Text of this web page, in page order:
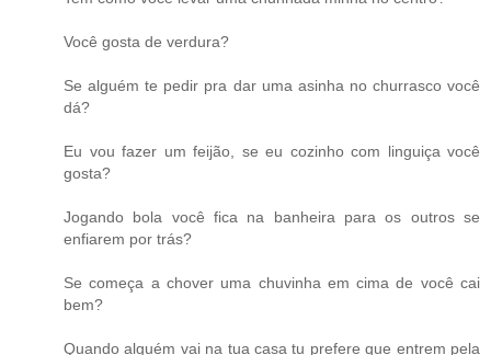
Você gosta de verdura?
Se alguém te pedir pra dar uma asinha no churrasco você
dá?
Eu vou fazer um feijão, se eu cozinho com linguiça você
gosta?
Jogando bola você fica na banheira para os outros se
enfiarem por trás?
Se começa a chover uma chuvinha em cima de você cai
bem?
Quando alguém vai na tua casa tu prefere que entrem pela